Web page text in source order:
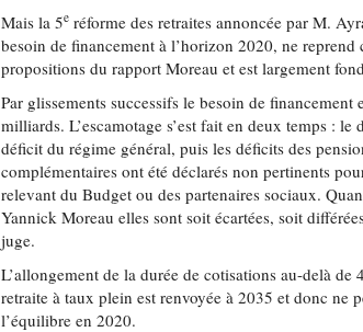
Mais la 5e réforme des retraites annoncée par M.
besoin de financement à l’horizon 2020, ne reprend
propositions du rapport Moreau et est largement
Par glissements successifs le besoin de financement
milliards. L’escamotage s’est fait en deux temps :
déficit du régime général, puis les déficits des
complémentaires ont été déclarés non pertinents
relevant du Budget ou des partenaires sociaux.
Yannick Moreau elles sont soit écartées, soit
juge.
L’allongement de la durée de cotisations au-delà de
retraite à taux plein est renvoyée à 2035 et donc ne
l’équilibre en 2020.